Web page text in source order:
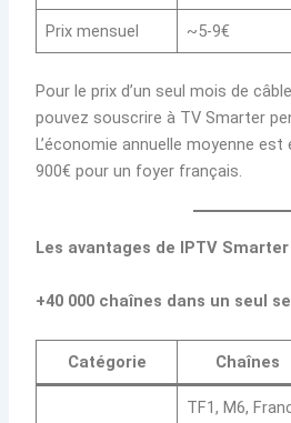
Prix mensuel ~5-9€
Pour le prix d’un seul mois de
pouvez souscrire à TV Smarter
L’économie annuelle moyenne
900€ pour un foyer français.
Les avantages de IPTV Smarter
+40 000 chaînes dans un seul
Catégorie Chaînes
TF1, M6,